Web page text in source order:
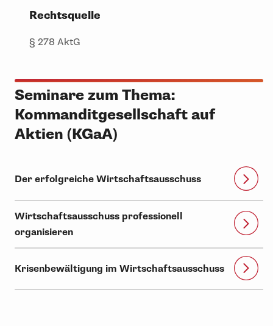
Rechtsquelle
§ 278 AktG
Seminare zum Thema:
Kommanditgesellschaft auf
Aktien (KGaA)
Der erfolgreiche Wirtschaftsausschuss
Wirtschaftsausschuss professionell
organisieren
Krisenbewältigung im Wirtschaftsausschuss